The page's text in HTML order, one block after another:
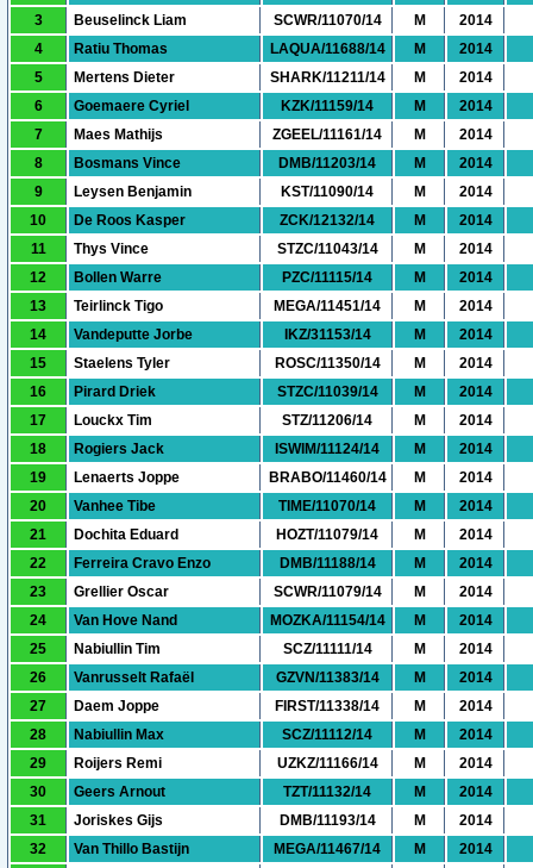
3
Beuselinck Liam SCWR/11070/14 M
2014
4
Ratiu Thomas LAQUA/11688/14 M
2014
5
Mertens Dieter SHARK/11211/14 M
2014
6
Goemaere Cyriel KZK/11159/14 M
2014
7
Maes Mathijs ZGEEL/11161/14 M
2014
8
Bosmans Vince DMB/11203/14 M
2014
9
Leysen Benjamin KST/11090/14 M
2014
10
De Roos Kasper ZCK/12132/14 M
2014
11
Thys Vince STZC/11043/14 M
2014
12
Bollen Warre PZC/11115/14 M
2014
13
Teirlinck Tigo MEGA/11451/14 M
2014
14
Vandeputte Jorbe IKZ/31153/14 M
2014
15
Staelens Tyler ROSC/11350/14 M
2014
16
Pirard Driek STZC/11039/14 M
2014
17
Louckx Tim STZ/11206/14 M
2014
18
Rogiers Jack ISWIM/11124/14 M
2014
19
Lenaerts Joppe BRABO/11460/14 M
2014
20
Vanhee Tibe TIME/11070/14 M
2014
21
Dochita Eduard HOZT/11079/14 M
2014
22
Ferreira Cravo Enzo DMB/11188/14 M
2014
23
Grellier Oscar SCWR/11079/14 M
2014
24
Van Hove Nand MOZKA/11154/14 M
2014
25
Nabiullin Tim SCZ/11111/14 M
2014
26
Vanrusselt Rafaël GZVN/11383/14 M
2014
27
Daem Joppe FIRST/11338/14 M
2014
28
Nabiullin Max SCZ/11112/14 M
2014
29
Roijers Remi UZKZ/11166/14 M
2014
30
Geers Arnout TZT/11132/14 M
2014
31
Joriskes Gijs DMB/11193/14 M
2014
32
Van Thillo Bastijn MEGA/11467/14 M
2014